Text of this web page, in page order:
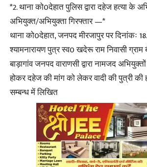
*2. थाना को0देहात पुलिस द्वारा दहेज हत्या के
अभियुक्त/अभियुक्ता गिरफ्तार —*
थाना को0देहात, जनपद मीरजापुर पर दिनांकः
श्यामनारायण पुत्र स्व0 खदेरू राम निवासी ग्राम
बाड़ागांव जनपद वाराणसी द्वारा नामजद
होकर दहेज की मांग को लेकर वादी की पुत्री
सम्बन्ध में लिखित